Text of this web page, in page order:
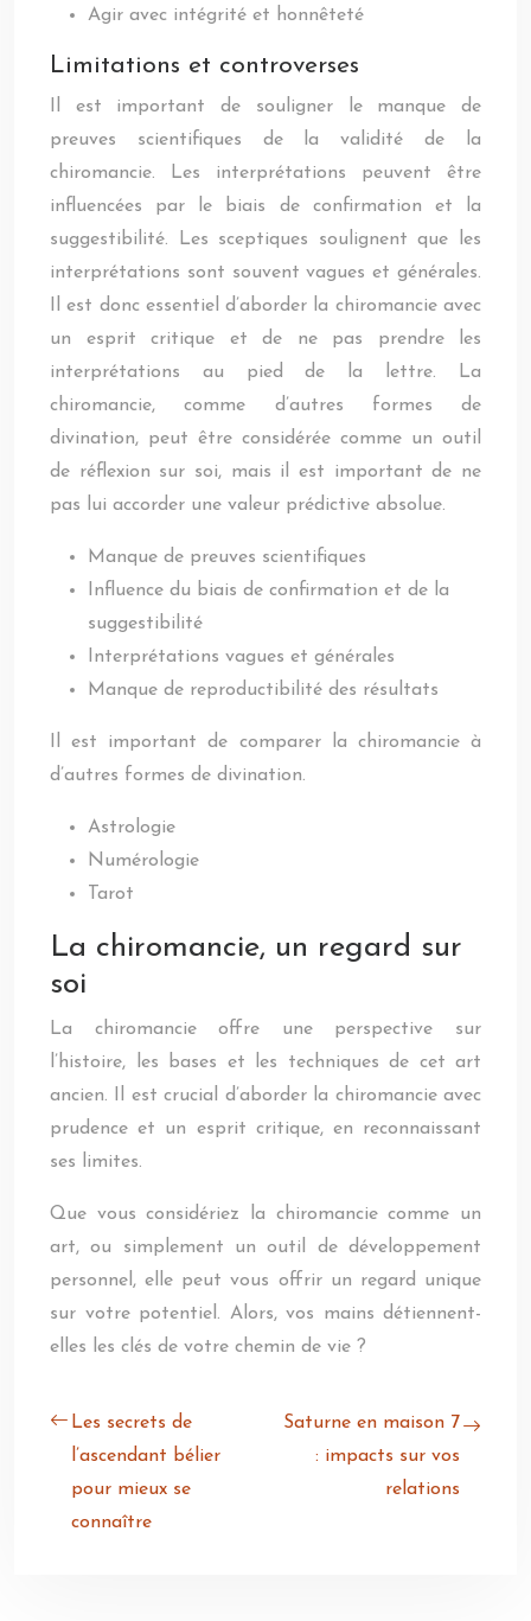
Agir avec intégrité et honnêteté
Limitations et controverses
Il est important de souligner le manque de
preuves scientifiques de la validité de la
chiromancie. Les interprétations peuvent être
influencées par le biais de confirmation et la
suggestibilité. Les sceptiques soulignent que les
interprétations sont souvent vagues et générales.
Il est donc essentiel d’aborder la chiromancie avec
un esprit critique et de ne pas prendre les
interprétations au pied de la lettre. La
chiromancie, comme d’autres formes de
divination, peut être considérée comme un outil
de réflexion sur soi, mais il est important de ne
pas lui accorder une valeur prédictive absolue.
Manque de preuves scientifiques
Influence du biais de confirmation et de la
suggestibilité
Interprétations vagues et générales
Manque de reproductibilité des résultats
Il est important de comparer la chiromancie à
d’autres formes de divination.
Astrologie
Numérologie
Tarot
La chiromancie, un regard sur
soi
La chiromancie offre une perspective sur
l’histoire, les bases et les techniques de cet art
ancien. Il est crucial d’aborder la chiromancie avec
prudence et un esprit critique, en reconnaissant
ses limites.
Que vous considériez la chiromancie comme un
art, ou simplement un outil de développement
personnel, elle peut vous offrir un regard unique
sur votre potentiel. Alors, vos mains détiennent-
elles les clés de votre chemin de vie ?
Les secrets de
l’ascendant bélier
pour mieux se
connaître
Saturne en maison 7
: impacts sur vos
relations